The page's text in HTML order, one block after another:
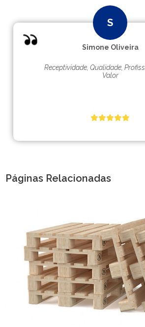
Simone Oliveira
Receptividade, Qualidade,
Valor
Páginas Relacionadas